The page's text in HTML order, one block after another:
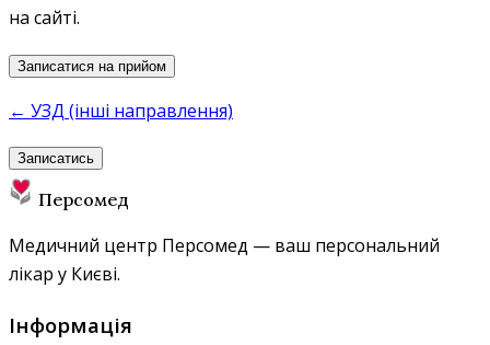
на сайті.
Записатися на прийом
← УЗД (інші направлення)
Записатись
Персомед
Медичний центр Персомед — ваш персональний
лікар у Києві.
Інформація